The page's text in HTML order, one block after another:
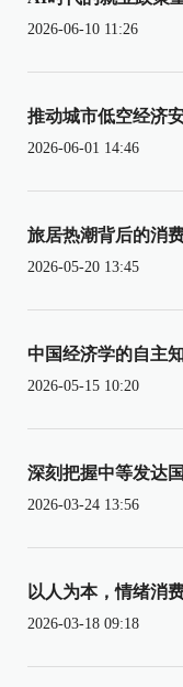
2026-06-10 11:26
推动城市低空经济
2026-06-01 14:46
旅居热潮背后的消
2026-05-20 13:45
中国经济学的自主
2026-05-15 10:20
深刻把握中等发达
2026-03-24 13:56
以人为本，情绪消
2026-03-18 09:18